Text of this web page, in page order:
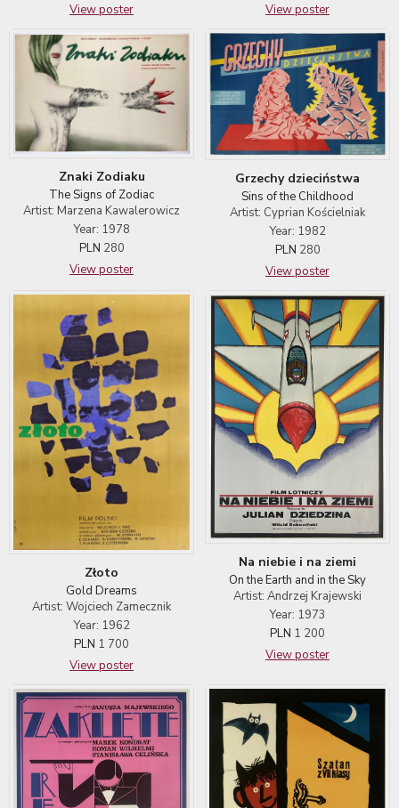
View poster
View poster
Znaki Zodiaku
The Signs of Zodiac
Artist: Marzena Kawalerowicz
Year: 1978
PLN 280
View poster
Grzechy dzieciństwa
Sins of the Childhood
Artist: Cyprian Kościelniak
Year: 1982
PLN 280
View poster
Złoto
Gold Dreams
Artist: Wojciech Zamecznik
Year: 1962
PLN 1 700
View poster
Na niebie i na ziemi
On the Earth and in the Sky
Artist: Andrzej Krajewski
Year: 1973
PLN 1 200
View poster